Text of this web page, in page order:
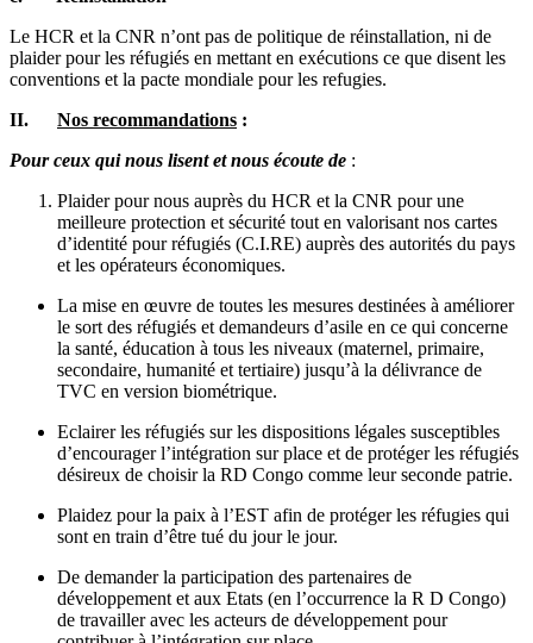
Le HCR et la CNR n’ont pas de politique de réinstallation, ni de
plaider pour les réfugiés en mettant en exécutions ce que disent les
conventions et la pacte mondiale pour les refugies.
II. Nos recommandations :
Pour ceux qui nous lisent et nous écoute de :
Plaider pour nous auprès du HCR et la CNR pour une
meilleure protection et sécurité tout en valorisant nos cartes
d’identité pour réfugiés (C.I.RE) auprès des autorités du pays
et les opérateurs économiques.
La mise en œuvre de toutes les mesures destinées à améliorer
le sort des réfugiés et demandeurs d’asile en ce qui concerne
la santé, éducation à tous les niveaux (maternel, primaire,
secondaire, humanité et tertiaire) jusqu’à la délivrance de
TVC en version biométrique.
Eclairer les réfugiés sur les dispositions légales susceptibles
d’encourager l’intégration sur place et de protéger les réfugiés
désireux de choisir la RD Congo comme leur seconde patrie.
Plaidez pour la paix à l’EST afin de protéger les réfugies qui
sont en train d’être tué du jour le jour.
De demander la participation des partenaires de
développement et aux Etats (en l’occurrence la R D Congo)
de travailler avec les acteurs de développement pour